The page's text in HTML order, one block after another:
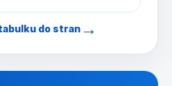
do stran →